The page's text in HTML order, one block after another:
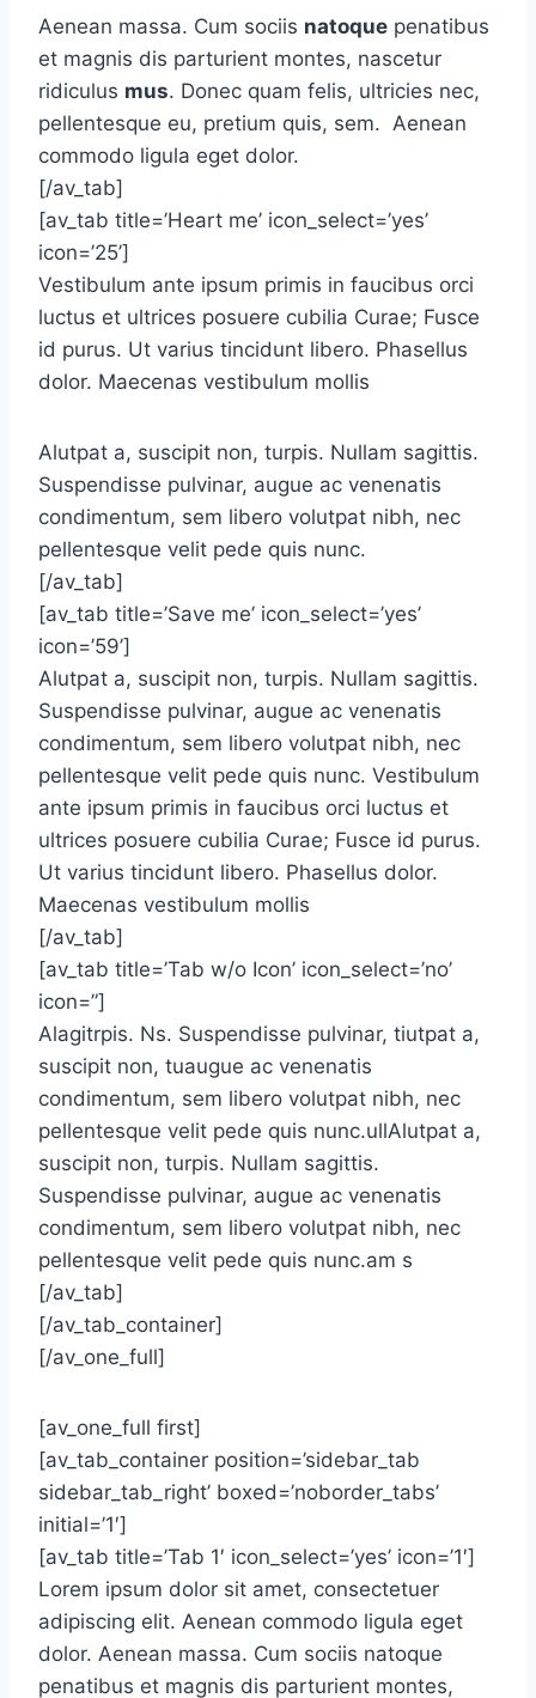
Aenean massa. Cum sociis natoque penatibus
et magnis dis parturient montes, nascetur
ridiculus mus. Donec quam felis, ultricies nec,
pellentesque eu, pretium quis, sem. Aenean
commodo ligula eget dolor.
[/av_tab]
[av_tab title=’Heart me’ icon_select=’yes’
icon=’25’]
Vestibulum ante ipsum primis in faucibus orci
luctus et ultrices posuere cubilia Curae; Fusce
id purus. Ut varius tincidunt libero. Phasellus
dolor. Maecenas vestibulum mollis
Alutpat a, suscipit non, turpis. Nullam sagittis.
Suspendisse pulvinar, augue ac venenatis
condimentum, sem libero volutpat nibh, nec
pellentesque velit pede quis nunc.
[/av_tab]
[av_tab title=’Save me’ icon_select=’yes’
icon=’59’]
Alutpat a, suscipit non, turpis. Nullam sagittis.
Suspendisse pulvinar, augue ac venenatis
condimentum, sem libero volutpat nibh, nec
pellentesque velit pede quis nunc. Vestibulum
ante ipsum primis in faucibus orci luctus et
ultrices posuere cubilia Curae; Fusce id purus.
Ut varius tincidunt libero. Phasellus dolor.
Maecenas vestibulum mollis
[/av_tab]
[av_tab title=’Tab w/o Icon’ icon_select=’no’
icon=”]
Alagitrpis. Ns. Suspendisse pulvinar, tiutpat a,
suscipit non, tuaugue ac venenatis
condimentum, sem libero volutpat nibh, nec
pellentesque velit pede quis nunc.ullAlutpat a,
suscipit non, turpis. Nullam sagittis.
Suspendisse pulvinar, augue ac venenatis
condimentum, sem libero volutpat nibh, nec
pellentesque velit pede quis nunc.am s
[/av_tab]
[/av_tab_container]
[/av_one_full]
[av_one_full first]
[av_tab_container position=’sidebar_tab
sidebar_tab_right’ boxed=’noborder_tabs’
initial=’1′]
[av_tab title=’Tab 1′ icon_select=’yes’ icon=’1′]
Lorem ipsum dolor sit amet, consectetuer
adipiscing elit. Aenean commodo ligula eget
dolor. Aenean massa. Cum sociis natoque
penatibus et magnis dis parturient montes,